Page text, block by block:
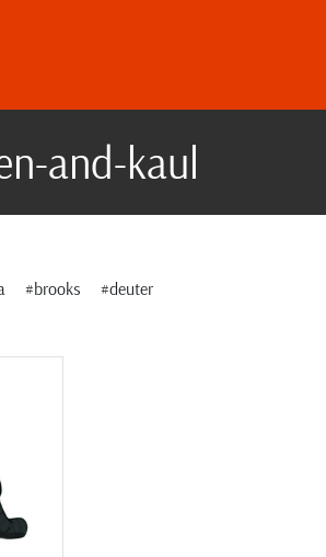
and-kaul
#brooks #deuter